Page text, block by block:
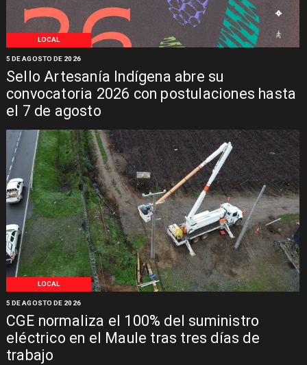
LOCAL
Sello Artesanía Indígena abre su
convocatoria 2026 con postulaciones hasta
el 7 de agosto
5 DE AGOSTO DE 2026
LOCAL
CGE normaliza el 100% del suministro
eléctrico en el Maule tras tres días de
trabajo
5 DE AGOSTO DE 2026